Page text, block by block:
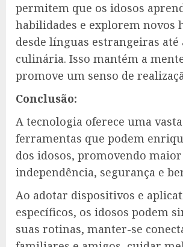
permitem que os idosos
habilidades e explorem novos
desde línguas estrangeiras até
culinária. Isso mantém a
promove um senso de
Conclusão:
A tecnologia oferece uma
ferramentas que podem
dos idosos, promovendo maior
independência, segurança e
Ao adotar dispositivos e
específicos, os idosos podem
suas rotinas, manter-se